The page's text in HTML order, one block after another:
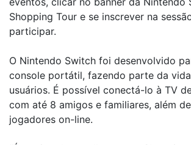
Shopping Tour e se inscrever na
participar.
O Nintendo Switch foi desenvolvido
console portátil, fazendo parte da
usuários. É possível conectá-lo à TV
com até 8 amigos e familiares, além
jogadores on-line.